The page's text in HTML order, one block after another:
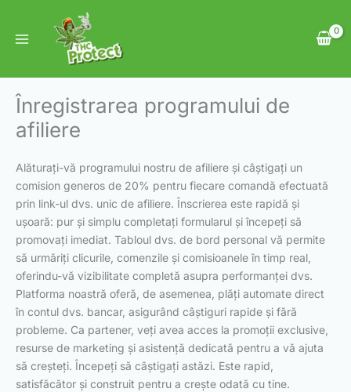
content
Înregistrarea programului de
afiliere
Alăturați-vă programului nostru de afiliere și câștigați un
comision generos de 20% pentru fiecare comandă efectuată
prin link-ul dvs. unic de afiliere. Înscrierea este rapidă și
ușoară: pur și simplu completați formularul și începeți să
promovați imediat. Tabloul dvs. de bord personal vă permite
să urmăriți clicurile, comenzile și comisioanele în timp real,
oferindu-vă vizibilitate completă asupra performanței dvs.
Platforma noastră oferă, de asemenea, plăți automate direct
în contul dvs. bancar, asigurând câștiguri rapide și fără
probleme. Ca partener, veți avea acces la promoții exclusive,
resurse de marketing și asistență dedicată pentru a vă ajuta
să creșteți. Începeți să câștigați astăzi. Este rapid,
satisfăcător și construit pentru a crește odată cu tine.